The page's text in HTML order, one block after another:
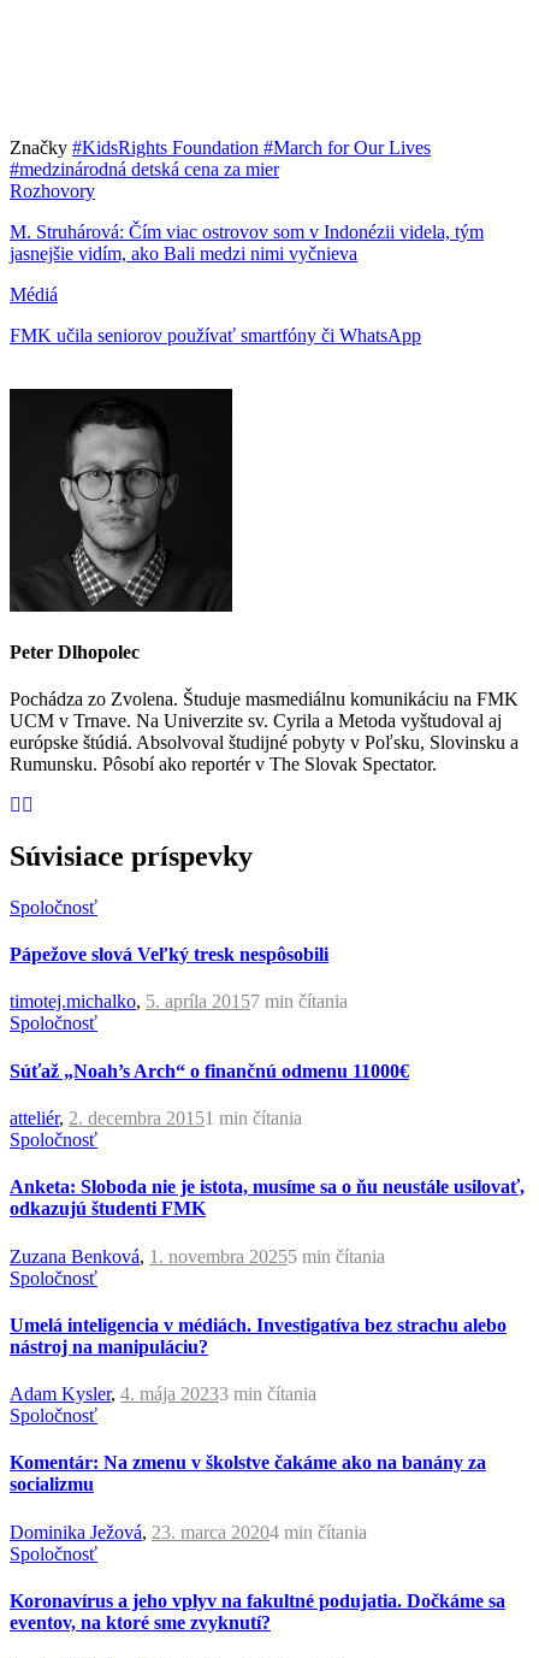
Značky #KidsRights Foundation #March for Our Lives
#medzinárodná detská cena za mier
Rozhovory
M. Struhárová: Čím viac ostrovov som v Indonézii videla, tým
jasnejšie vidím, ako Bali medzi nimi vyčnieva
Médiá
FMK učila seniorov používať smartfóny či WhatsApp
Peter Dlhopolec
Pochádza zo Zvolena. Študuje masmediálnu komunikáciu na FMK
UCM v Trnave. Na Univerzite sv. Cyrila a Metoda vyštudoval aj
európske štúdiá. Absolvoval študijné pobyty v Poľsku, Slovinsku a
Rumunsku. Pôsobí ako reportér v The Slovak Spectator.
Súvisiace príspevky
Spoločnosť
Pápežove slová Veľký tresk nespôsobili
timotej.michalko, 5. apríla 20157 min čítania
Spoločnosť
Súťaž „Noah’s Arch“ o finančnú odmenu 11000€
atteliér, 2. decembra 20151 min čítania
Spoločnosť
Anketa: Sloboda nie je istota, musíme sa o ňu neustále usilovať,
odkazujú študenti FMK
Zuzana Benková, 1. novembra 20255 min čítania
Spoločnosť
Umelá inteligencia v médiách. Investigatíva bez strachu alebo
nástroj na manipuláciu?
Adam Kysler, 4. mája 20233 min čítania
Spoločnosť
Komentár: Na zmenu v školstve čakáme ako na banány za
socializmu
Dominika Ježová, 23. marca 20204 min čítania
Spoločnosť
Koronavírus a jeho vplyv na fakultné podujatia. Dočkáme sa
eventov, na ktoré sme zvyknutí?